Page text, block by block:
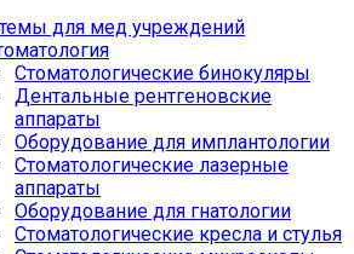
для мед учреждений
Стоматологические бинокуляры
Дентальные рентгеновские
аппараты
Оборудование для имплантологии
Стоматологические лазерные
аппараты
Оборудование для гнатологии
Стоматологические кресла и стулья